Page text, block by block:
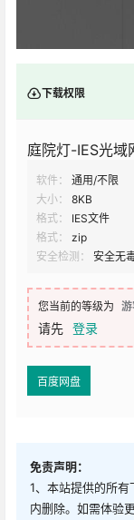
下载权限
庭院灯-IES光
软件：
通用/不限
大小：
8KB
格式：
IES文件
格式：
zip
安全检测：
安全无
您当前的等级为
请先 登录
百度网盘
免责声明：
1、本站提供的所
内删除。如需体验